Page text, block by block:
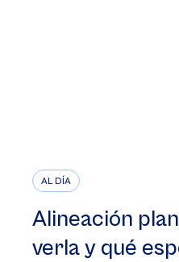
AL DÍA
Alineación
verla y qué